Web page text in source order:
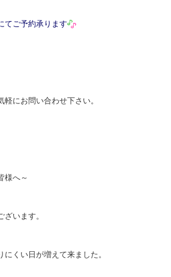
てご予約承ります
にお問い合わせ下さい。
様へ～
います。
くい日が増えて来ました。